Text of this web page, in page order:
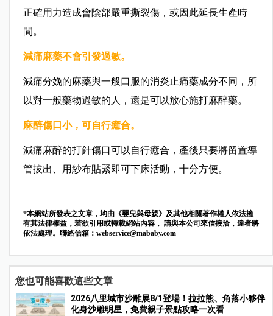
正確用力造成會陰部嚴重撕裂傷，或因此延長生產時
間。
減痛麻藥不會引發過敏。
減痛分娩的麻藥與一般口服的消炎止痛藥成分不同，所
以對一般藥物過敏的人，還是可以放心施打麻醉藥。
麻醉傷口小，可自行癒合。
減痛麻醉的打針傷口可以自行癒合，產後只要將留置導
管拔出、用紗布貼緊即可下床活動，十分方便。
*本網站所發表之文章，均由《嬰兒與母親》及其他相關著作權人依法擁
有其法律權益，若欲引用或轉載網站內容， 請與本公司來信接洽，違者將
依法處理。聯絡信箱： webservice@mababy.com
您也可能喜歡這些文章
2026八里城市沙雕展8/1登場！拉拉熊、角落小夥伴
化身沙雕明星，免費親子景點攻略一次看